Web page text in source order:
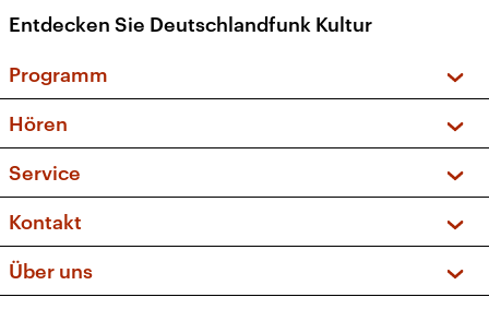
Entdecken Sie Deutschlandfunk Kultur
Programm
Sendungen und Podcasts
Musikliste
Kakadu – Das Kinderprogramm
Hören
Frequenzen (UKW + DAB+)
Service
FAQ
Apps
Newsletter
Kontakt
Social Media
Über uns